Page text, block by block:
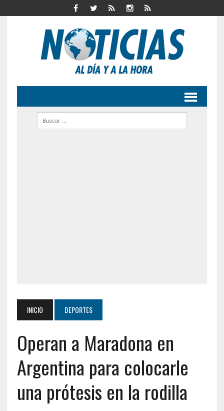
INICIO DEPORTES
Operan a Maradona en
Argentina para colocarle
una prótesis en la rodilla